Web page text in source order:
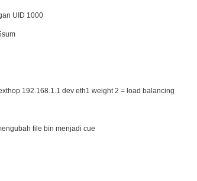
UID 1000
192.168.1.1 dev eth1 weight 2 = load balancing
file bin menjadi cue